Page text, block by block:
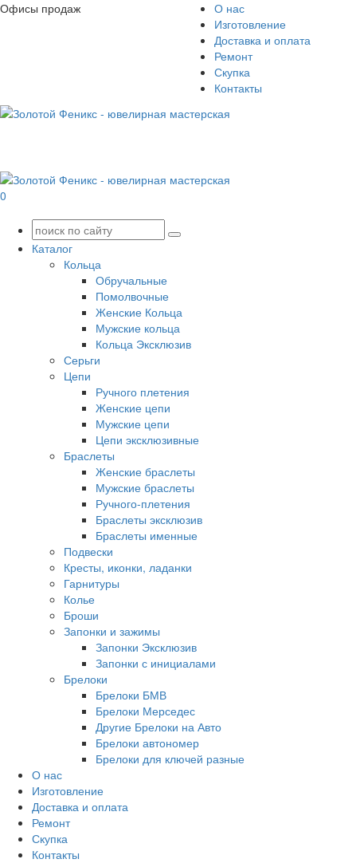
Офисы продаж
О нас
Изготовление
Доставка и оплата
Ремонт
Скупка
Контакты
0
Каталог
Кольца
Обручальные
Помолвочные
Женские Кольца
Мужские кольца
Кольца Эксклюзив
Серьги
Цепи
Ручного плетения
Женские цепи
Мужские цепи
Цепи эксклюзивные
Браслеты
Женские браслеты
Мужские браслеты
Ручного-плетения
Браслеты эксклюзив
Браслеты именные
Подвески
Кресты, иконки, ладанки
Гарнитуры
Колье
Броши
Запонки и зажимы
Запонки Эксклюзив
Запонки с инициалами
Брелоки
Брелоки БМВ
Брелоки Мерседес
Другие Брелоки на Авто
Брелоки автономер
Брелоки для ключей разные
О нас
Изготовление
Доставка и оплата
Ремонт
Скупка
Контакты